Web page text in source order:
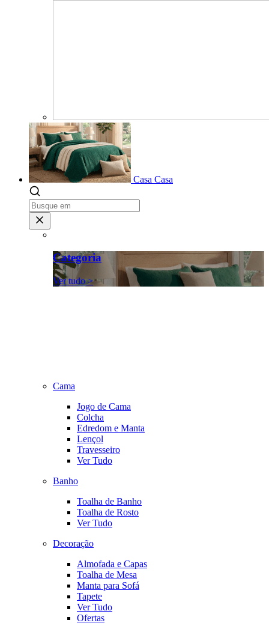
Casa Casa
Categoria
Ver tudo >
Cama
Jogo de Cama
Colcha
Edredom e Manta
Lençol
Travesseiro
Ver Tudo
Banho
Toalha de Banho
Toalha de Rosto
Ver Tudo
Decoração
Almofada e Capas
Toalha de Mesa
Manta para Sofá
Tapete
Ver Tudo
Ofertas